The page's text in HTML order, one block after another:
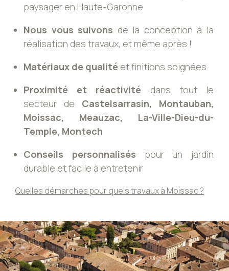
paysager en Haute-Garonne
Nous vous suivons de la conception à la
réalisation des travaux, et même après !
Matériaux de qualité et finitions soignées
Proximité et réactivité dans tout le
secteur de Castelsarrasin, Montauban,
Moissac, Meauzac, La-Ville-Dieu-du-
Temple, Montech
Conseils personnalisés pour un jardin
durable et facile à entretenir
Quelles démarches pour quels travaux à Moissac ?